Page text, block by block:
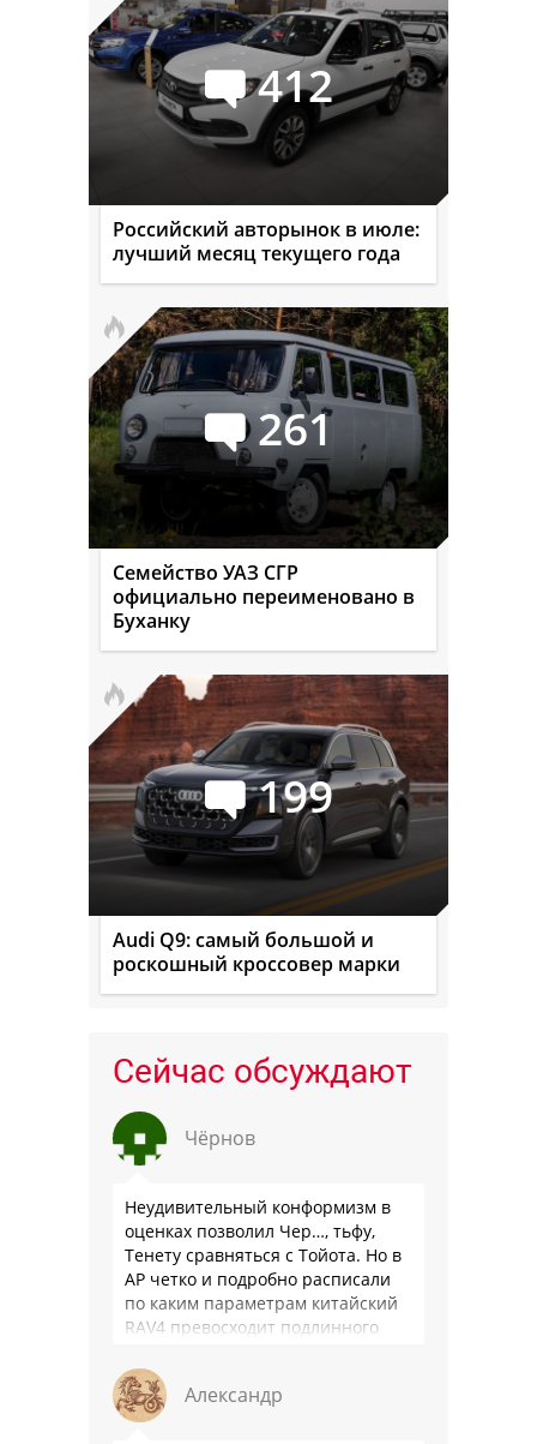
412
Российский авторынок в июле:
лучший месяц текущего года
261
Семейство УАЗ СГР
официально переименовано в
Буханку
199
Audi Q9: самый большой и
роскошный кроссовер марки
Сейчас обсуждают
Чёрнов
Неудивительный конформизм в
оценках позволил Чер…, тьфу,
Тенету сравняться с Тойота. Но в
АР четко и подробно расписали
по каким параметрам китайский
RAV4 превосходит подлинного
подвеска едет ровно и приятно …
Александр